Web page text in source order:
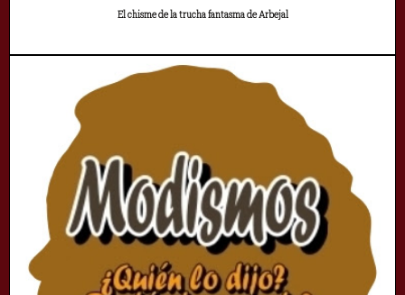
El chisme de la trucha fantasma de Arbejal